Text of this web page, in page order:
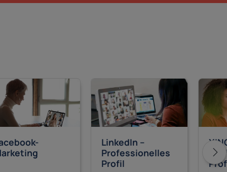
LinkedIn –
Professionelles
Profil